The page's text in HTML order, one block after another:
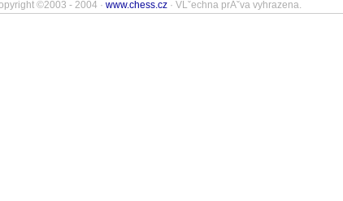
©2003 - 2004 · www.chess.cz · VĹˇechna prĂˇva vyhrazena.